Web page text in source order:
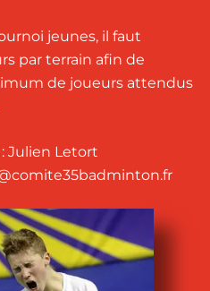
jeunes, il faut
par terrain afin de
de joueurs attendus
Julien Letort